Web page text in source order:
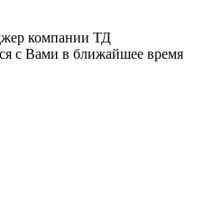
компании ТД
с Вами в ближайшее время